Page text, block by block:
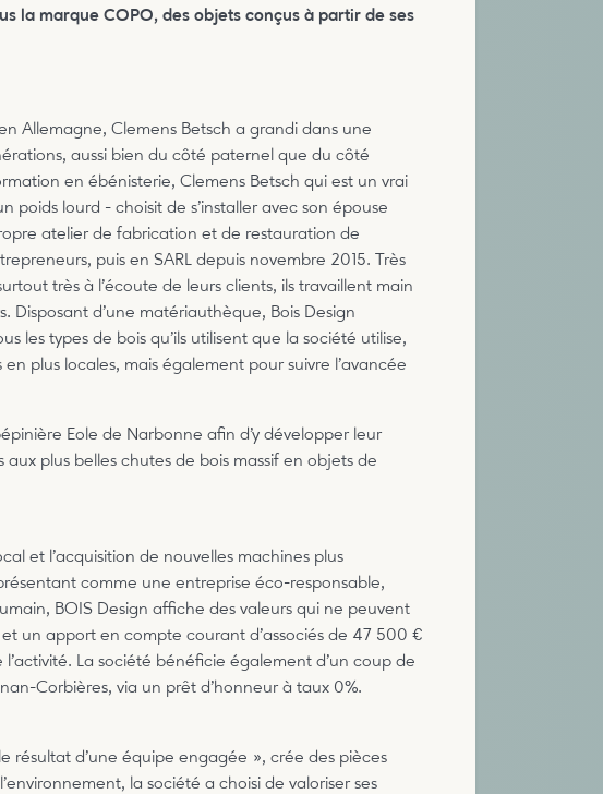
la marque COPO, des objets conçus à partir de ses
Allemagne, Clemens Betsch a grandi dans une
aussi bien du côté paternel que du côté
en ébénisterie, Clemens Betsch qui est un vrai
lourd - choisit de s’installer avec son épouse
atelier de fabrication et de restauration de
puis en SARL depuis novembre 2015. Très
très à l’écoute de leurs clients, ils travaillent main
Disposant d’une matériauthèque, Bois Design
les types de bois qu’ils utilisent que la société utilise,
plus locales, mais également pour suivre l’avancée
Eole de Narbonne afin d’y développer leur
plus belles chutes de bois massif en objets de
et l’acquisition de nouvelles machines plus
comme une entreprise éco-responsable,
BOIS Design affiche des valeurs qui ne peuvent
un apport en compte courant d’associés de 47 500 €
La société bénéficie également d’un coup de
Corbières, via un prêt d’honneur à taux 0%.
résultat d’une équipe engagée », crée des pièces
la société a choisi de valoriser ses